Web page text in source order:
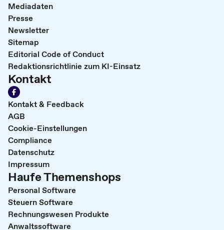
Mediadaten
Presse
Newsletter
Sitemap
Editorial Code of Conduct
Redaktionsrichtlinie zum KI-Einsatz
Kontakt
Kontakt & Feedback
AGB
Cookie-Einstellungen
Compliance
Datenschutz
Impressum
Haufe Themenshops
Personal Software
Steuern Software
Rechnungswesen Produkte
Anwaltssoftware